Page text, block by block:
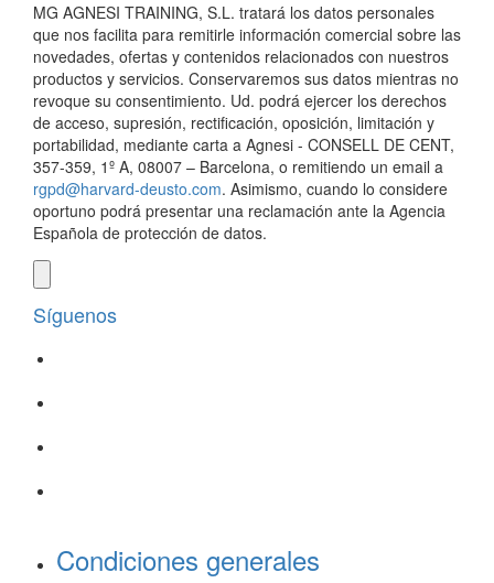
MG AGNESI TRAINING, S.L. tratará los datos personales
que nos facilita para remitirle información comercial sobre las
novedades, ofertas y contenidos relacionados con nuestros
productos y servicios. Conservaremos sus datos mientras no
revoque su consentimiento. Ud. podrá ejercer los derechos
de acceso, supresión, rectificación, oposición, limitación y
portabilidad, mediante carta a Agnesi - CONSELL DE CENT,
357-359, 1º A, 08007 – Barcelona, o remitiendo un email a
rgpd@harvard-deusto.com. Asimismo, cuando lo considere
oportuno podrá presentar una reclamación ante la Agencia
Española de protección de datos.
Síguenos
Condiciones generales